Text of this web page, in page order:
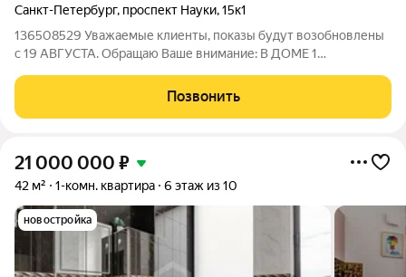
Санкт-Петербург, проспект Науки,15к1
136508529 Уважаемые клиенты, показы будут возобновлены
с 19 АВГУСТА. Обращаю Ваше внимание: В ДОМЕ 1
БЕЗ МЕБЕЛИ ТЕХНИКИ (В ТОМ ЧИСЛЕ КУХОННОЙ) В
продаже квартира для БОЛЬШОЙ СЕМЬИ. Зеленый
Позвонить
21 000 000 ₽
42 м² 1-комн. квартира 6 этаж из 10
новостройка